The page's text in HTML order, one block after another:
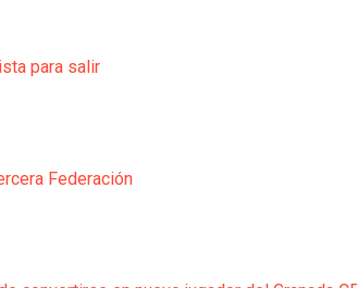
para salir
Federación